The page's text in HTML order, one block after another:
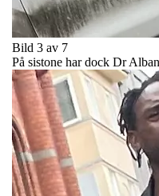
Bild 3 av 7
På sistone har dock Dr